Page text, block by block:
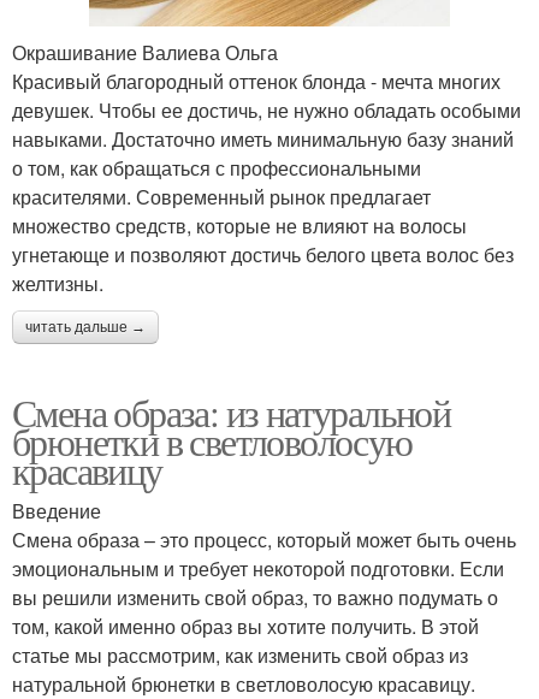
Окрашивание Валиева Ольга
Красивый благородный оттенок блонда - мечта многих
девушек. Чтобы ее достичь, не нужно обладать особыми
навыками. Достаточно иметь минимальную базу знаний
о том, как обращаться с профессиональными
красителями. Современный рынок предлагает
множество средств, которые не влияют на волосы
угнетающе и позволяют достичь белого цвета волос без
желтизны.
читать дальше →
Смена образа: из натуральной
брюнетки в светловолосую
красавицу
Введение
Смена образа – это процесс, который может быть очень
эмоциональным и требует некоторой подготовки. Если
вы решили изменить свой образ, то важно подумать о
том, какой именно образ вы хотите получить. В этой
статье мы рассмотрим, как изменить свой образ из
натуральной брюнетки в светловолосую красавицу.